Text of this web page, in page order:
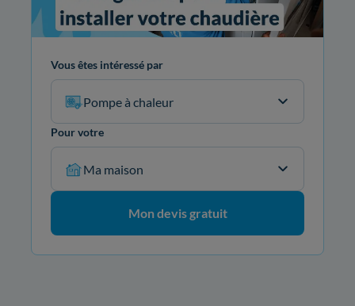
Vous êtes intéressé par
Pompe à chaleur
Pour votre
Ma maison
Mon devis gratuit